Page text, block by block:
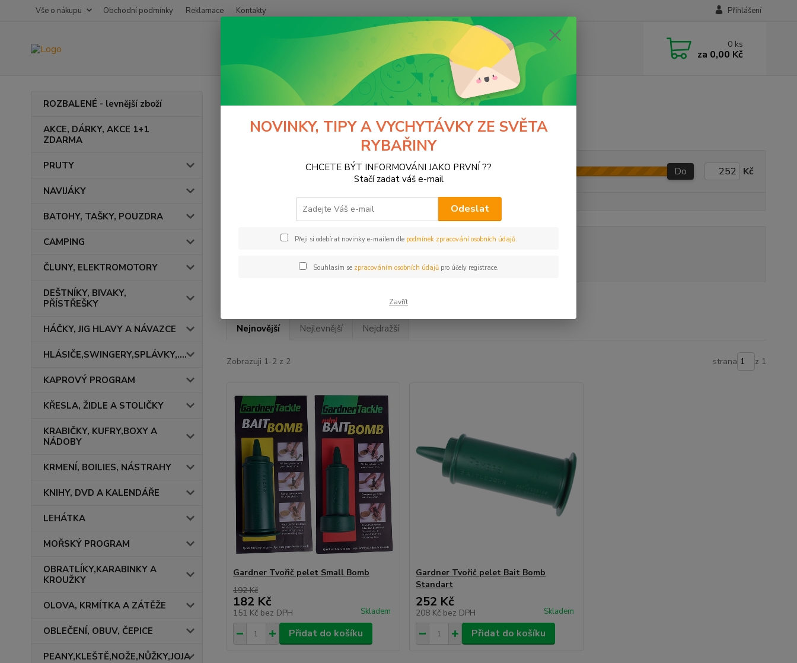
Vše o nákupu Obchodní podmínky Reklamace Kontakty Přihlášení
0 ks
za 0,00 Kč
ROZBALENÉ - levnější zboží
AKCE, DÁRKY, AKCE 1+1
ZDARMA
PRUTY
NAVIJÁKY
BATOHY, TAŠKY, POUZDRA
CAMPING
ČLUNY, ELEKTROMOTORY
DEŠTNÍKY, BIVAKY,
PŘÍSTŘEŠKY
HÁČKY, JIG HLAVY A NÁVAZCE
HLÁSIČE,SWINGERY,SPLÁVKY,....
KAPROVÝ PROGRAM
KŘESLA, ŽIDLE A STOLIČKY
KRABIČKY, KUFRY,BOXY A
NÁDOBY
KRMENÍ, BOILIES, NÁSTRAHY
KNIHY, DVD A KALENDÁŘE
LEHÁTKA
MOŘSKÝ PROGRAM
OBRATLÍKY,KARABINKY A
KROUŽKY
OLOVA, KRMÍTKA A ZÁTĚŽE
OBLEČENÍ, OBUV, ČEPICE
PEANY,KLEŠTĚ,NOŽE,NŮŽKY,JOJA
Rolabally a příslušenství Tvořiče návnad
Tvořiče návnad
Kč Od Do Kč
Nejnovější Nejlevnější Nejdražší
Zobrazuji 1-2 z 2 strana z 1
Gardner Tvořič pelet Small Bomb
192 Kč
182 Kč
151 Kč bez DPH Skladem
Přidat do košíku
Gardner Tvořič pelet Bait Bomb
Standart
252 Kč
208 Kč bez DPH Skladem
Přidat do košíku
NOVINKY, TIPY A VYCHYTÁVKY ZE SVĚTA
RYBAŘINY
CHCETE BÝT INFORMOVÁNI JAKO PRVNÍ ??
Stačí zadat váš e-mail
Odeslat
Přeji si odebírat novinky e-mailem dle podmínek zpracování osobních údajů.
Souhlasím se zpracováním osobních údajůpro účely registrace.
Zavřít